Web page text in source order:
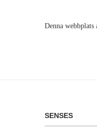
Denna webbplats
SENSES